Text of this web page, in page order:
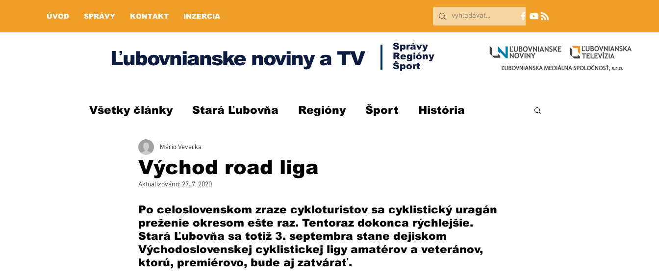
ÚVOD SPRÁVY KONTAKT INZERCIA
Ľubovnianske noviny a TV
Správy
Regióny
Šport
Všetky články Stará Ľubovňa Regióny Šport História
Východ road liga
Mário Veverka
Aktualizováno: 27. 7. 2020
Po celoslovenskom zraze cykloturistov sa cyklistický uragán
preženie okresom ešte raz. Tentoraz dokonca rýchlejšie.
Stará Ľubovňa sa totiž 3. septembra stane dejiskom
Východoslovenskej cyklistickej ligy amatérov a veteránov,
ktorú, premiérovo, bude aj zatvárať.